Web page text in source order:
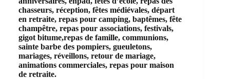
chasseurs, réception, fêtes médiévales, départ
en retraite, repas pour camping, baptêmes, fête
champêtre, repas pour associations, festivals,
gigot bitume,repas de famille, communions,
sainte barbe des pompiers, gueuletons,
mariages, réveillons, retour de mariage,
animations commerciales, repas pour maison
de retraite.